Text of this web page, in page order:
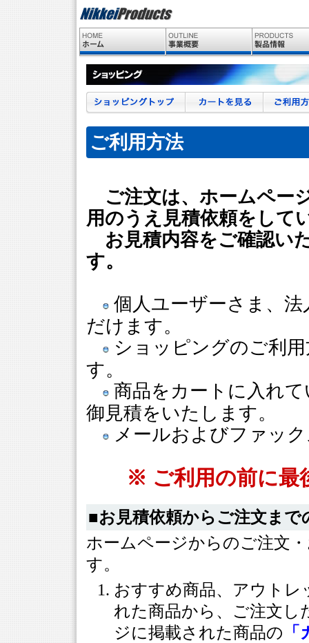
ご利用方法
ご注文は、ホームペー
用のうえ見積依頼をして
お見積内容をご確認い
す。
個人ユーザーさま、
だけます。
ショッピングのご利
す。
商品をカートに入れ
御見積をいたします。
メールおよびファッ
※ ご利用の前に最
■お見積依頼からご注文まで
ホームページからのご注文
す。
おすすめ商品、アウトレ
れた商品から、ご注文し
ジに掲載された商品の